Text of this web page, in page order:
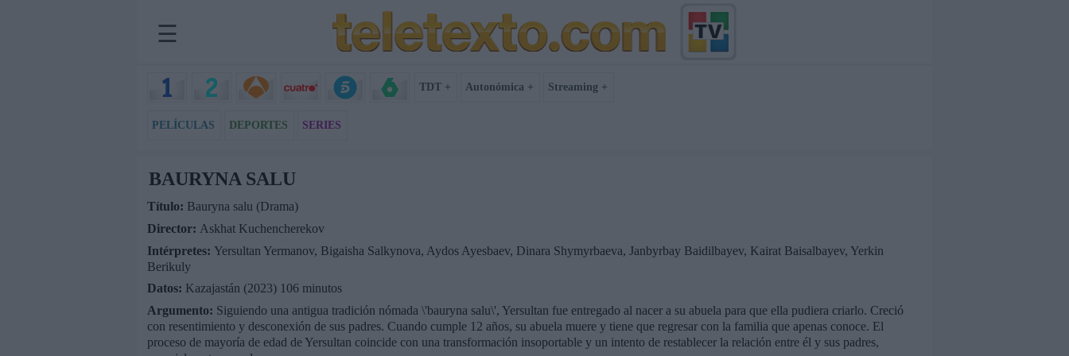
☰
TDT + Autonómica + Streaming +
PELÍCULAS DEPORTES SERIES
BAURYNA SALU
Título: Bauryna salu (Drama)
Director: Askhat Kuchencherekov
Intérpretes: Yersultan Yermanov, Bigaisha Salkynova, Aydos Ayesbaev, Dinara Shymyrbaeva, Janbyrbay Baidilbayev, Kairat Baisalbayev, Yerkin
Berikuly
Datos: Kazajastán (2023) 106 minutos
Argumento: Siguiendo una antigua tradición nómada \'bauryna salu\', Yersultan fue entregado al nacer a su abuela para que ella pudiera criarlo. Creció
con resentimiento y desconexión de sus padres. Cuando cumple 12 años, su abuela muere y tiene que regresar con la familia que apenas conoce. El
proceso de mayoría de edad de Yersultan coincide con una transformación insoportable y un intento de restablecer la relación entre él y sus padres,